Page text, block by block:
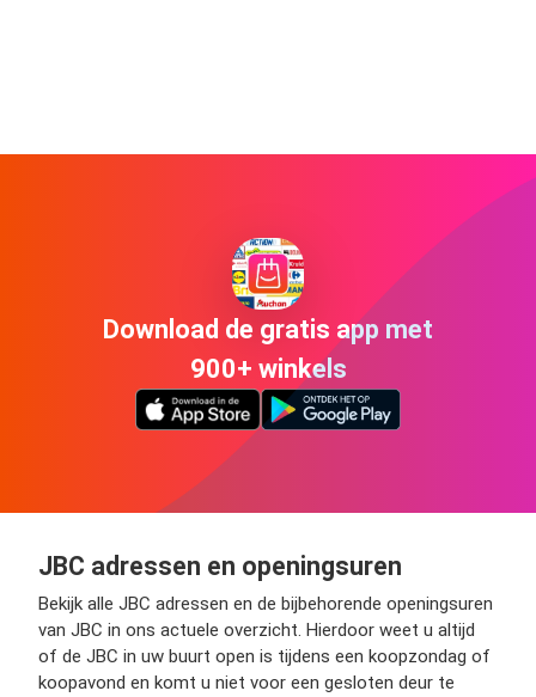
Download de gratis app met
900+ winkels
JBC adressen en openingsuren
Bekijk alle JBC adressen en de bijbehorende openingsuren
van JBC in ons actuele overzicht. Hierdoor weet u altijd
of de JBC in uw buurt open is tijdens een koopzondag of
koopavond en komt u niet voor een gesloten deur te